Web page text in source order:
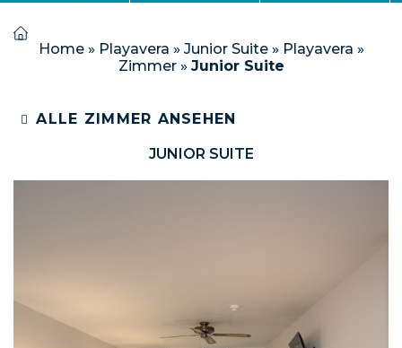
Home» Playavera » Junior Suite» Playavera »
Zimmer» Junior Suite
ALLE ZIMMER ANSEHEN
JUNIOR SUITE